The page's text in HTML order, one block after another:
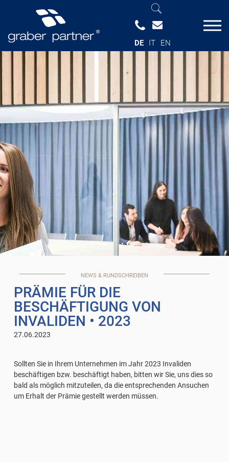
DE IT EN
NEWS & RUNDSCHREIBEN
PRÄMIE FÜR DIE
BESCHÄFTIGUNG VON
INVALIDEN • 2023
27.06.2023
Sollten Sie in Ihrem Unternehmen im Jahr 2023 Invaliden
beschäftigen bzw. beschäftigt haben, bitten wir Sie, uns dies so
bald als möglich mitzuteilen, da die entsprechenden Ansuchen
um Erhalt der Prämie gestellt werden müssen.